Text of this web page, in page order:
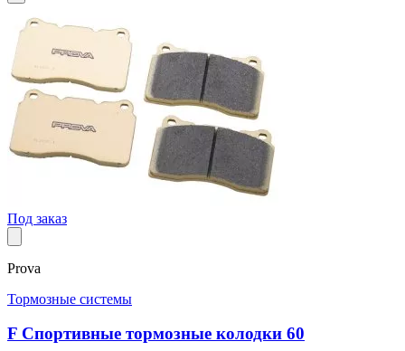
Под заказ
Prova
Тормозные системы
F Спортивные тормозные колодки 60